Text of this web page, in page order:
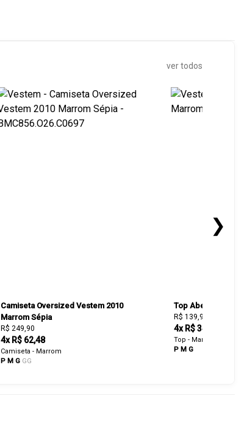
ver todos
Camiseta Oversized Vestem 2010
Marrom Sépia
R$ 249,90
4x R$ 62,48
Camiseta - Marrom
P M G GG
Top Abertura
R$ 139,93
4x R$ 34,98
Top - Marrom
P M G
❯